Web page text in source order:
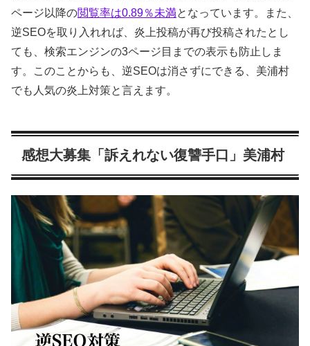
ページ以降の閲覧率は0.89％未満となっています。また、
逆SEOを取り入れれば、炎上投稿が再び投稿されたとし
ても、検索エンジンの3ページ目までの表示も防止しま
す。このことからも、逆SEOは消さずにできる、美浦村
でも人気の炎上対策と言えます。
感想大募集「訴えれない復讐手口」美浦村